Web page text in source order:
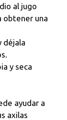
al jugo
obtener una
déjala
y seca
ayudar a
axilas